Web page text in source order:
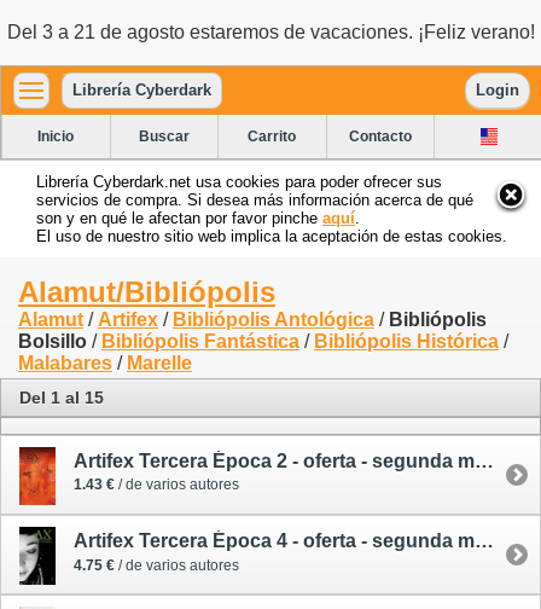
Del 3 a 21 de agosto estaremos de vacaciones. ¡Feliz verano!
Librería Cyberdark Login
Inicio Buscar Carrito Contacto
Librería Cyberdark.net usa cookies para poder ofrecer sus
servicios de compra. Si desea más información acerca de qué
son y en qué le afectan por favor pinche aquí
El uso de nuestro sitio web implica la aceptación de estas cookies.
Alamut/Bibliópolis
Alamut / Artifex / Bibliópolis Antológica / Bibliópolis
Bolsillo / Bibliópolis Fantástica / Bibliópolis Histórica /
Malabares / Marelle
Del 1 al 15
Artifex Tercera Época 2 - oferta - segunda mano
1.43 € / de varios autores
Artifex Tercera Época 4 - oferta - segunda mano
4.75 € / de varios autores